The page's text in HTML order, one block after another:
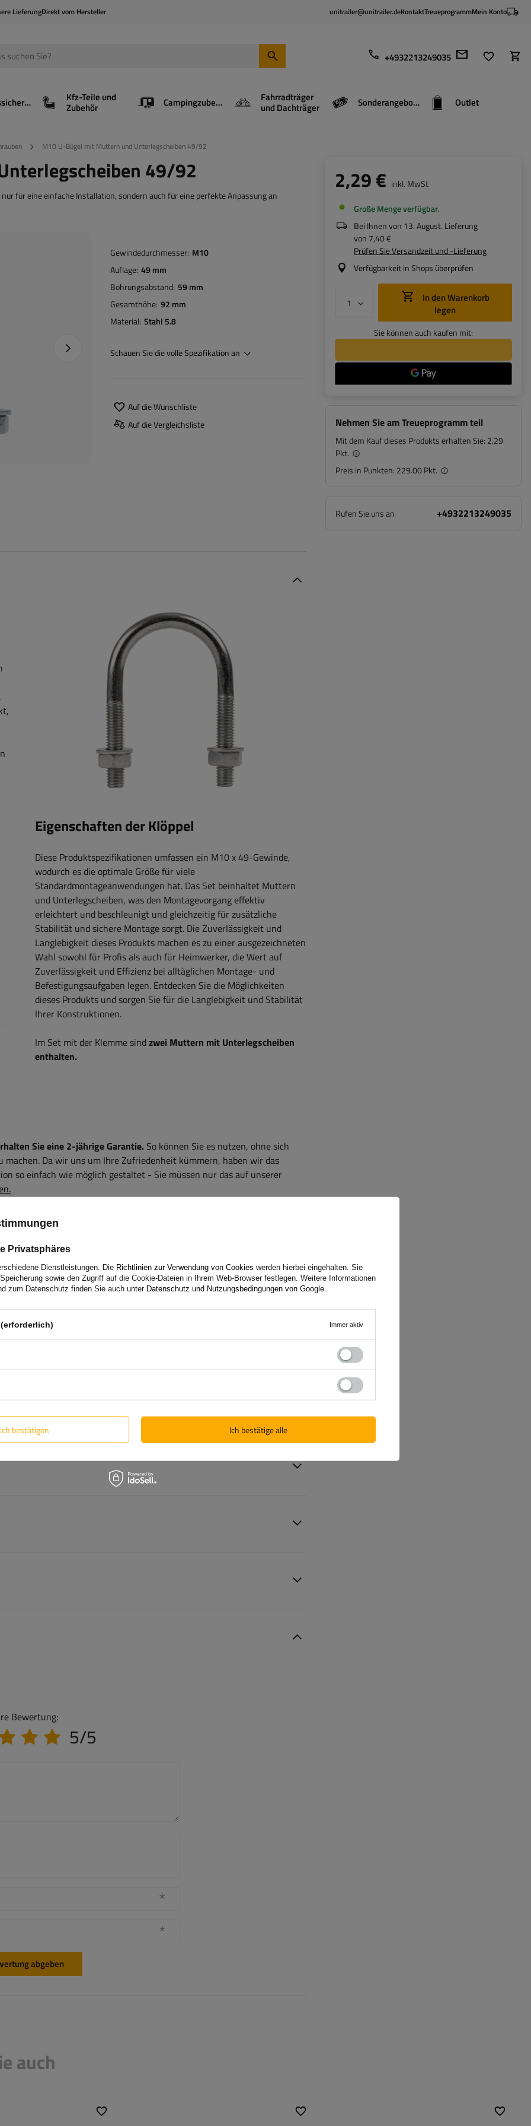
LieferungDirekt vom Hersteller unitrailer@unitrailer.deKontaktTreueprogrammMein Konto
+4932213249035
Ladungssicherung Kfz-Teile und
Zubehör Campingzubehör Fahrradträger
und Dachträger Sonderangebote Outlet
M10 U-Bügel mit Muttern und Unterlegscheiben 49/92
49/92
für eine einfache Installation, sondern auch für eine perfekte Anpassung an
Nächstes Foto
Gewindedurchmesser M10
Auflage 49 mm
Bohrungsabstand 59 mm
Gesamthöhe 92 mm
Material Stahl 5.8
Schauen Sie die volle Spezifikation an
Auf die Wunschliste
Auf die Vergleichsliste
2,29 € inkl. MwSt
Große Menge verfügbar
Bei Ihnen von 13. August. Lieferung
von 7,40 €
Prüfen Sie Versandzeit und -Lieferung
Verfügbarkeit in Shops überprüfen
legen
Sie können auch kaufen mit:
Nehmen Sie am Treueprogramm teil
Mit dem Kauf dieses Produkts erhalten Sie: 2.29
Pkt.
Preis in Punkten: 229.00 Pkt.
Rufen Sie uns an +4932213249035
Eigenschaften der Klöppel
Diese Produktspezifikationen umfassen ein M10 x 49-Gewinde,
wodurch es die optimale Größe für viele
Standardmontageanwendungen hat. Das Set beinhaltet Muttern
und Unterlegscheiben, was den Montagevorgang effektiv
erleichtert und beschleunigt und gleichzeitig für zusätzliche
Stabilität und sichere Montage sorgt. Die Zuverlässigkeit und
Langlebigkeit dieses Produkts machen es zu einer ausgezeichneten
Wahl sowohl für Profis als auch für Heimwerker, die Wert auf
Zuverlässigkeit und Effizienz bei alltäglichen Montage- und
Befestigungsaufgaben legen. Entdecken Sie die Möglichkeiten
dieses Produkts und sorgen Sie für die Langlebigkeit und Stabilität
Ihrer Konstruktionen.
Im Set mit der Klemme sindzwei Muttern mit Unterlegscheiben
enthalten.
Sie eine 2-jährige Garantie. So können Sie es nutzen, ohne sich
machen. Da wir uns um Ihre Zufriedenheit kümmern, haben wir das
so einfach wie möglich gestaltet - Sie müssen nur das auf unserer
Produkte? Nehmen Sie Kontakt mit uns auf! Die Spezialisten von
benötigen.
Bewertung:
5/5
abgeben
auch
Privatsphäres
Dienstleistungen. Die Richtlinien zur Verwendung von Cookies werden hierbei eingehalten. Sie
sowie den Zugriff auf die Cookie-Dateien in Ihrem Web-Browser festlegen. Weitere Informationen
zum Datenschutz finden Sie auch unter Datenschutz und Nutzungsbedingungen von Google
Immer aktiv
bestätigen Ich bestätige alle